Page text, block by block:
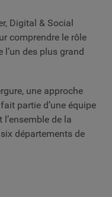
Digital & Social
comprendre le rôle
des plus grand
une approche
partie d’une équipe
de la
départements de